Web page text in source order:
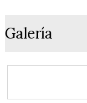
Galería